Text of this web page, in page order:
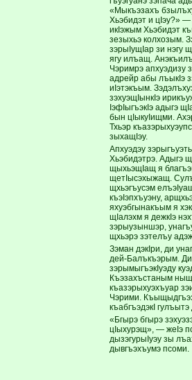
«Мыкъэзахъ
Хьэбидэт и цIэу?»
икIэжым Хьэбидэт
зезыхьэ колхозым.
зэрыIущIар зи нэгу
ягу илъащ.
Чэримрэ апхуэдизу
адрейр абы лъыкIэ
иIэтэкъым.
зэхуэщIынкIэ
IэфIыгъэкIэ адыгэ
бын цIыкуIищми.
Тхьэр
зыхащIэу.
Апхуэдэу
Хьэбидэтрэ. Адыгэ
щыхьэщIащ я
щетIысэхыжащ.
щхьэгъусэм
къэIэпхъуэну,
яхуэбгынакъым я
щIалэхм я дежкIэ
зэрыузыншэр,
щхьэрэ зэтелъу
Зэман дэкIри, ди
дей-Балъкъэрым.
зэрымыгъэкIуэду
Къэзахъстаным
къазэрыхуэхъуар
Чэрими.
къабгъэдэкI
«Бгырэ бгырэ
цIыхурэщ», — жеIэ
дызэгурыIуэу зы
дывгъэхъумэ псоми.